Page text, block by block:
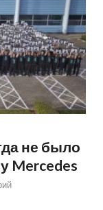
не было
Mercedes